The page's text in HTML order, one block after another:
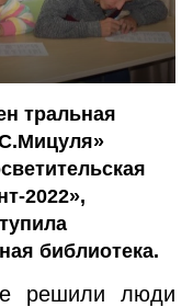
тральная
2022»,
библиотека.
решили люди